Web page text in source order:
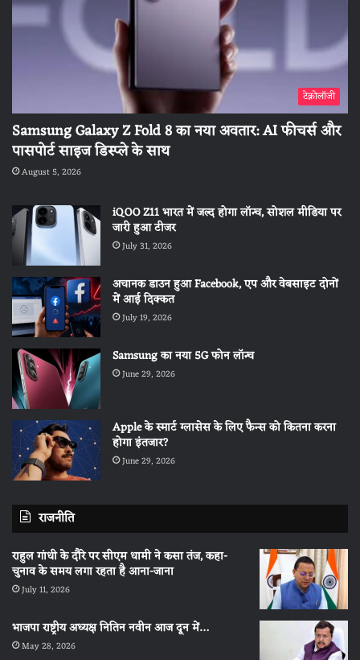
टेक्नोलॉजी
Samsung Galaxy Z Fold 8 का नया अवतार: AI फीचर्स और
पासपोर्ट साइज डिस्प्ले के साथ
August 5, 2026
iQOO Z11 भारत में जल्द होगा लॉन्च, सोशल मीडिया पर
जारी हुआ टीजर
July 31, 2026
अचानक डाउन हुआ Facebook, एप और वेबसाइट दोनों
में आई दिक्कत
July 19, 2026
Samsung का नया 5G फोन लॉन्च
June 29, 2026
Apple के स्मार्ट ग्लासेस के लिए फैन्स को कितना करना
होगा इंतजार?
June 29, 2026
राजनीति
राहुल गांधी के दौरे पर सीएम धामी ने कसा तंज, कहा-
चुनाव के समय लगा रहता है आना-जाना
July 11, 2026
भाजपा राष्ट्रीय अध्यक्ष नितिन नवीन आज दून में…
May 28, 2026